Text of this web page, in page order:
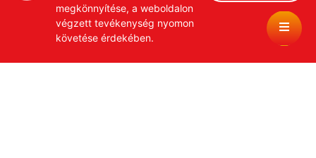
megkönnyítése, a weboldalon
végzett tevékenység nyomon
követése érdekében.